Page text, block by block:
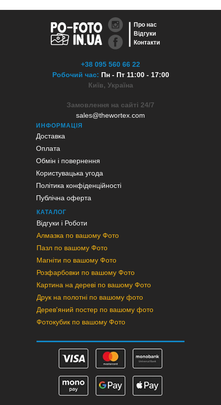
ИНФОРМАЦІЯ
Доставка
Оплата
Обмін і повернення
Користувацька угода
Політика конфіденційності
Публічна оферта
КАТАЛОГ
Відгуки і Роботи
Алмазка по вашому Фото
Пазл по вашому Фото
Магніти по вашому Фото
Розфарбовки по вашому Фото
Картина на дереві по вашому Фото
Друк на полотні по вашому фото
Дерев'яний постер по вашому фото
Фотокубик по вашому Фото
+38 095 560 66 22
Робочий час: Пн - Пт 11:00 - 17:00
Київ, Україна
Замовлення на сайті 24/7
sales@thewortex.com
Про нас
Відгуки
Контакти